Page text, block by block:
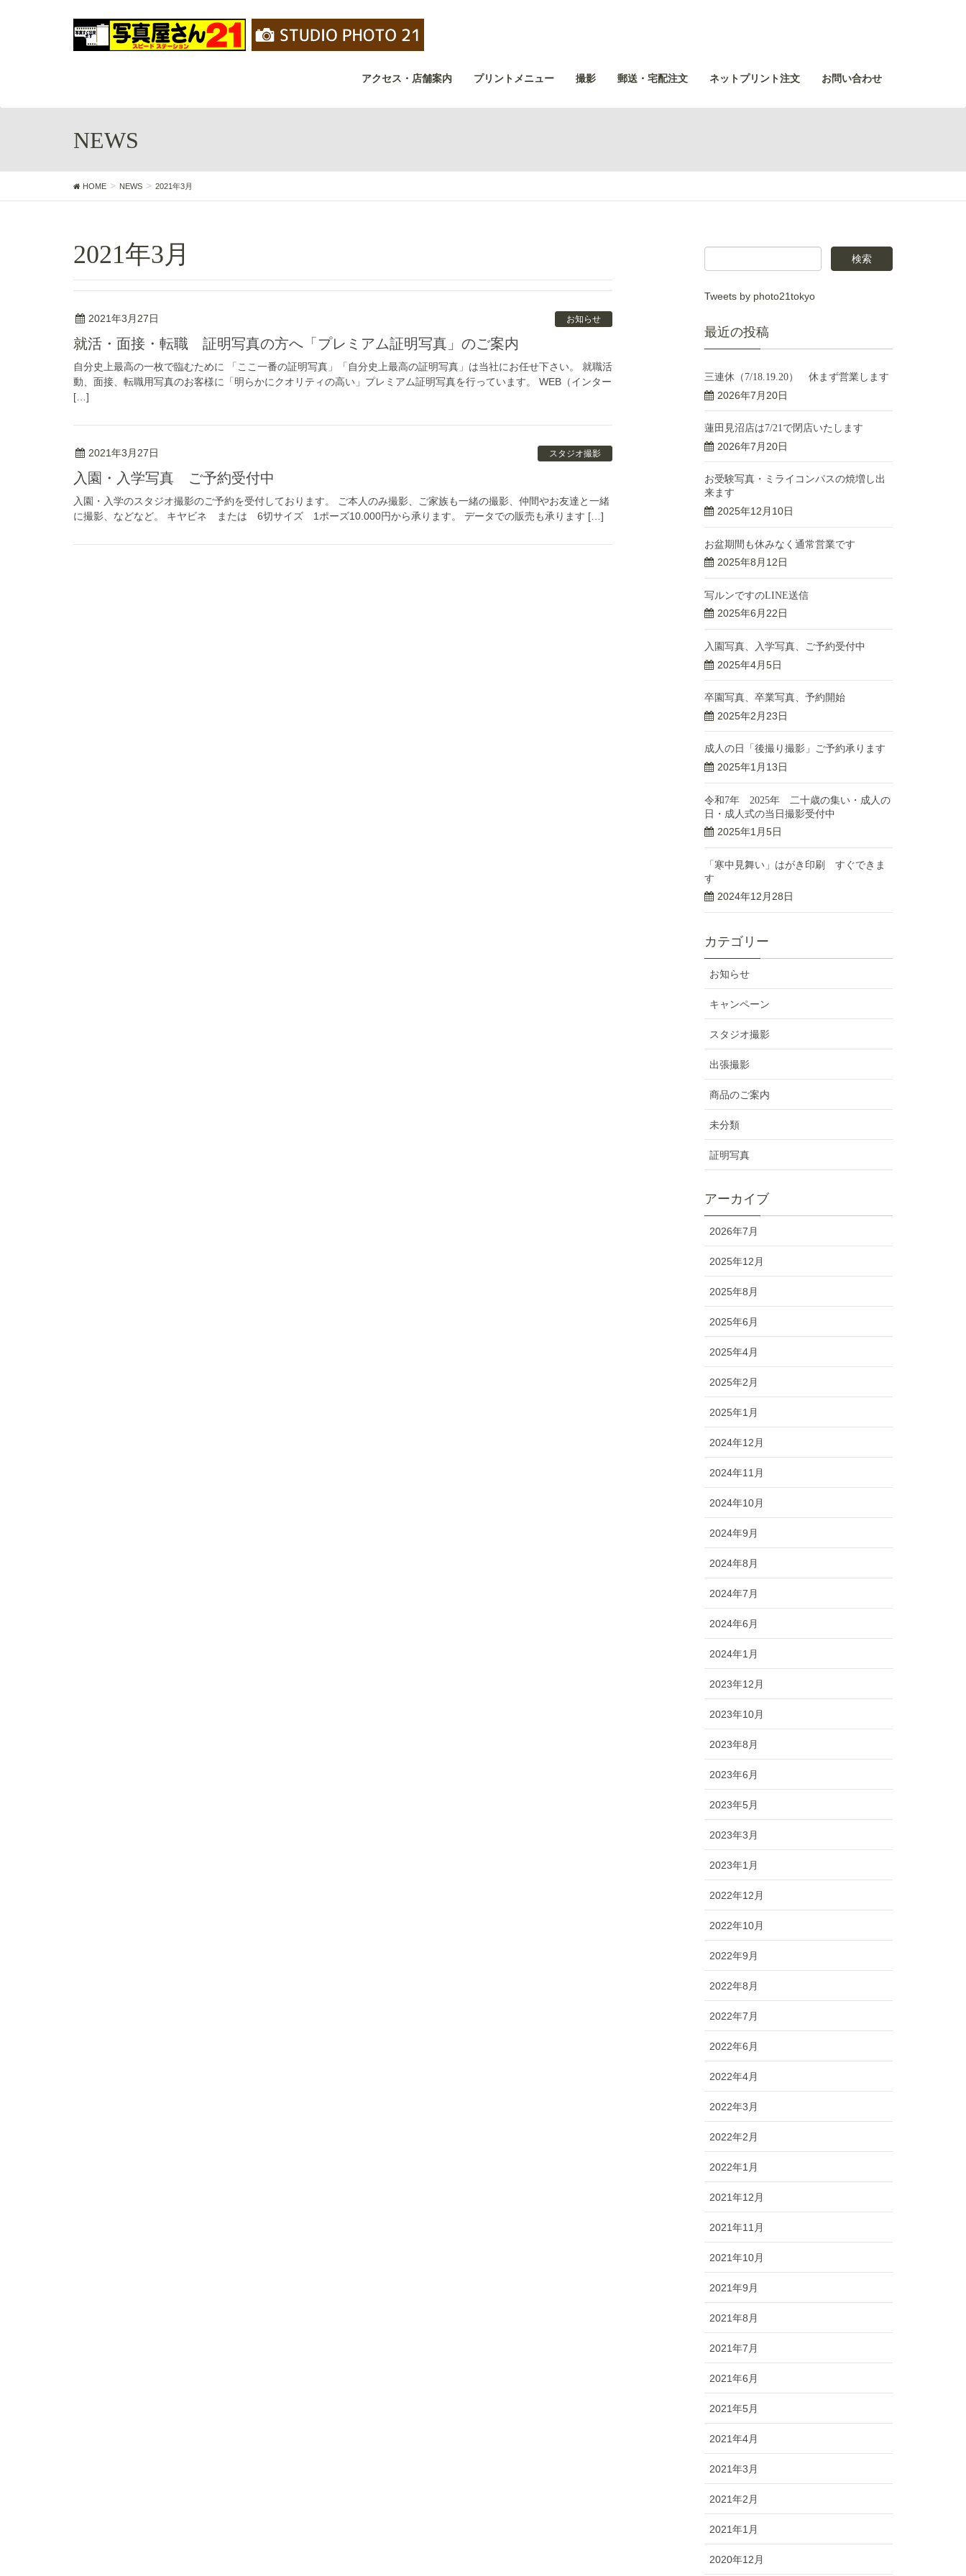
アクセス・店舗案内 プリントメニュー 撮影 郵送・宅配注文 ネットプリント注文 お問い合わせ
NEWS
HOME NEWS 2021年3月
2021年3月
2021年3月27日 お知らせ
就活・面接・転職 証明写真の方へ「プレミアム証明写真」のご案内
自分史上最高の一枚で臨むために 「ここ一番の証明写真」「自分史上最高の証明写真」は当社にお任せ下さい。 就職活
動、面接、転職用写真のお客様に「明らかにクオリティの高い」プレミアム証明写真を行っています。 WEB（インター
[…]
2021年3月27日 スタジオ撮影
入園・入学写真 ご予約受付中
入園・入学のスタジオ撮影のご予約を受付しております。 ご本人のみ撮影、ご家族も一緒の撮影、仲間やお友達と一緒
に撮影、などなど。 キヤビネ または 6切サイズ 1ポーズ10.000円から承ります。 データでの販売も承ります […]
Tweets by photo21tokyo
最近の投稿
三連休（7/18.19.20） 休まず営業します
2026年7月20日
蓮田見沼店は7/21で閉店いたします
2026年7月20日
お受験写真・ミライコンパスの焼増し出
来ます
2025年12月10日
お盆期間も休みなく通常営業です
2025年8月12日
写ルンですのLINE送信
2025年6月22日
入園写真、入学写真、ご予約受付中
2025年4月5日
卒園写真、卒業写真、予約開始
2025年2月23日
成人の日「後撮り撮影」ご予約承ります
2025年1月13日
令和7年 2025年 二十歳の集い・成人の
日・成人式の当日撮影受付中
2025年1月5日
「寒中見舞い」はがき印刷 すぐできま
す
2024年12月28日
カテゴリー
お知らせ
キャンペーン
スタジオ撮影
出張撮影
商品のご案内
未分類
証明写真
アーカイブ
2026年7月
2025年12月
2025年8月
2025年6月
2025年4月
2025年2月
2025年1月
2024年12月
2024年11月
2024年10月
2024年9月
2024年8月
2024年7月
2024年6月
2024年1月
2023年12月
2023年10月
2023年8月
2023年6月
2023年5月
2023年3月
2023年1月
2022年12月
2022年10月
2022年9月
2022年8月
2022年7月
2022年6月
2022年4月
2022年3月
2022年2月
2022年1月
2021年12月
2021年11月
2021年10月
2021年9月
2021年8月
2021年7月
2021年6月
2021年5月
2021年4月
2021年3月
2021年2月
2021年1月
2020年12月